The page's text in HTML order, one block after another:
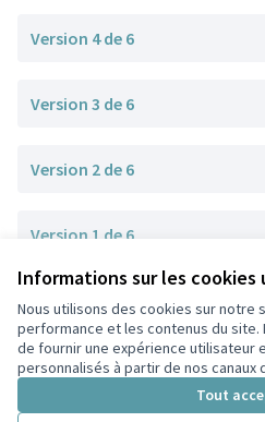
Informations sur les
Nous utilisons des cookies sur notre
performance et les contenus du
de fournir une expérience utilisateur
personnalisés à partir de nos canaux
Tout
Version 4 de 6
Version 3 de 6
Version 2 de 6
Version 1 de 6
Conditions d'utilisation
Paramètres des cookies
Participez Villeurbanne sur X
(Lien externe)
Participez Villeurbanne sur
Participez Villeurbanne sur
Participez
(Lien externe)